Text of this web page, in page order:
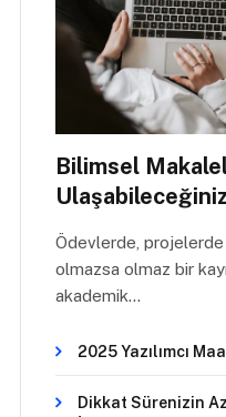
Bilimsel
Ödevlerde, projelerde
olmazsa olmaz bir
akademik…
2025 Yazılımcı
Dikkat Sürenizin